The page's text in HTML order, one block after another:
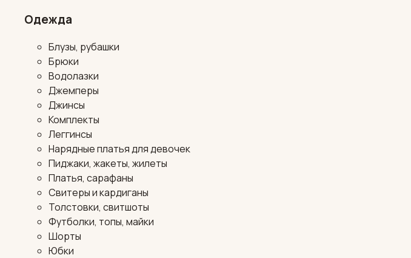
Одежда
Блузы, рубашки
Брюки
Водолазки
Джемперы
Джинсы
Комплекты
Леггинсы
Нарядные платья для девочек
Пиджаки, жакеты, жилеты
Платья, сарафаны
Свитеры и кардиганы
Толстовки, свитшоты
Футболки, топы, майки
Шорты
Юбки